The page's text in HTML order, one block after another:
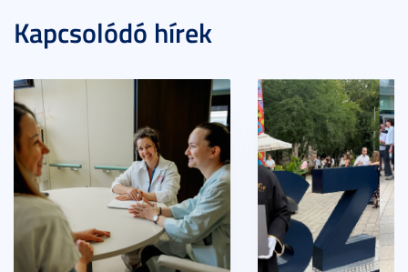
Kapcsolódó hírek